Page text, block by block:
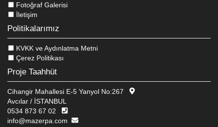
Fotoğraf Galerisi
İletişim
Politikalarımız
KVKK ve Aydınlatma Metni
Çerez Politikası
Proje Taahhüt
Cihangir Mahallesi E-5 Yanyol No:267
Avcılar / İSTANBUL
0534 873 67 02
info@mazerpa.com